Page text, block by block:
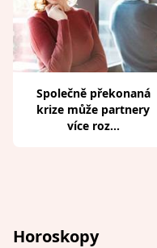
Společně překonaná
krize může partnery
více roz...
Horoskopy